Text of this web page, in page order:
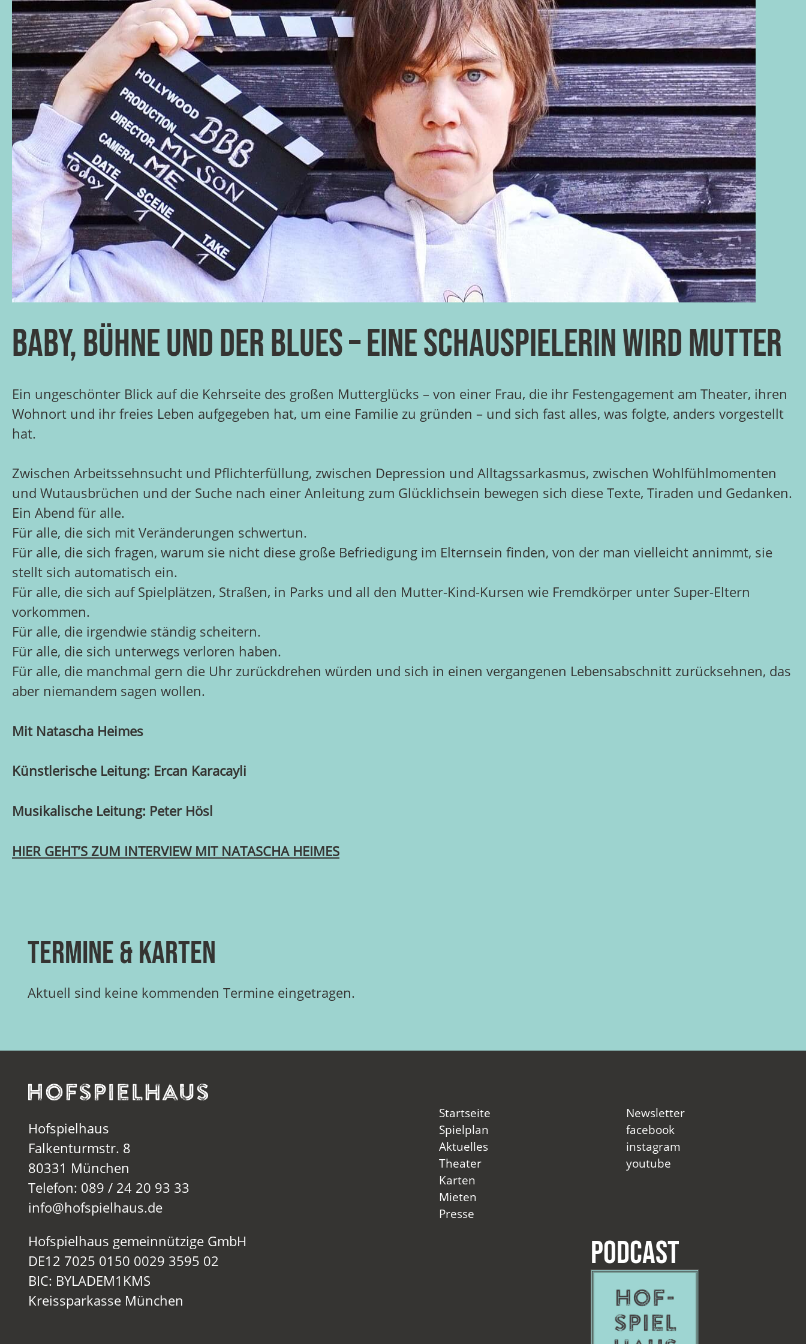
Baby, Bühne und der Blues – eine Schauspielerin wird Mutter
Ein ungeschönter Blick auf die Kehrseite des großen Mutterglücks – von einer Frau, die ihr Festengagement am Theater, ihren
Wohnort und ihr freies Leben aufgegeben hat, um eine Familie zu gründen – und sich fast alles, was folgte, anders vorgestellt
hat.
Zwischen Arbeitssehnsucht und Pflichterfüllung, zwischen Depression und Alltagssarkasmus, zwischen Wohlfühlmomenten
und Wutausbrüchen und der Suche nach einer Anleitung zum Glücklichsein bewegen sich diese Texte, Tiraden und Gedanken.
Ein Abend für alle.
Für alle, die sich mit Veränderungen schwertun.
Für alle, die sich fragen, warum sie nicht diese große Befriedigung im Elternsein finden, von der man vielleicht annimmt, sie
stellt sich automatisch ein.
Für alle, die sich auf Spielplätzen, Straßen, in Parks und all den Mutter-Kind-Kursen wie Fremdkörper unter Super-Eltern
vorkommen.
Für alle, die irgendwie ständig scheitern.
Für alle, die sich unterwegs verloren haben.
Für alle, die manchmal gern die Uhr zurückdrehen würden und sich in einen vergangenen Lebensabschnitt zurücksehnen, das
aber niemandem sagen wollen.
Mit Natascha Heimes
Künstlerische Leitung: Ercan Karacayli
Musikalische Leitung: Peter Hösl
HIER GEHT’S ZUM INTERVIEW MIT NATASCHA HEIMES
Termine & Karten
Aktuell sind keine kommenden Termine eingetragen.
Hofspielhaus
Falkenturmstr. 8
80331 München
Telefon: 089 / 24 20 93 33
info@hofspielhaus.de
Hofspielhaus gemeinnützige GmbH
DE12 7025 0150 0029 3595 02
BIC: BYLADEM1KMS
Kreissparkasse München
Startseite
Spielplan
Aktuelles
Theater
Karten
Mieten
Presse
Newsletter
facebook
instagram
youtube
Podcast